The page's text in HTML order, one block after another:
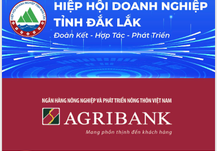
Hội thảo khoa học “Giải pháp thúc đẩy
phát triển nền kinh tế xanh tại tỉnh
Đắk Lắk”
Tăng cường giám sát, đôn đốc thực
hiện nhiệm vụ quản lý tài sản công
hàng tuần
Tháo gỡ những vướng mắc, đẩy mạnh
Đắk Lắk: Tôn vinh 46 giải pháp tại Hội
thi Sáng tạo Kỹ thuật 2024 - 2025
Đắk Lắk rà soát, điều chỉnh Đề án 190